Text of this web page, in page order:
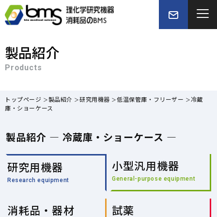
製品紹介
Products
トップページ 製品紹介 研究用機器 低温保管庫・フリーザー
冷蔵
庫・ショーケース
製品紹介 — 冷蔵庫・ショーケース —
研究用機器
Research equipment
小型汎用機器
General-purpose equipment
消耗品・器材 試薬